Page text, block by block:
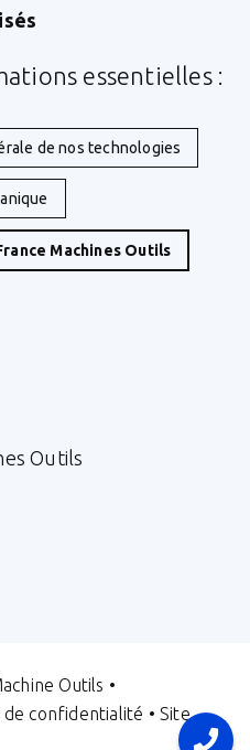
essentielles :
de nos technologies
Machines Outils
Outils
Outils •
de confidentialité • Site